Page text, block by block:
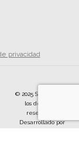
privacidad
© 2025 SIAC | Todos
los derechos
reservados.
Desarrollado por